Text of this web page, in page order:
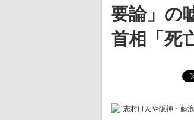
要論」の
首相「死